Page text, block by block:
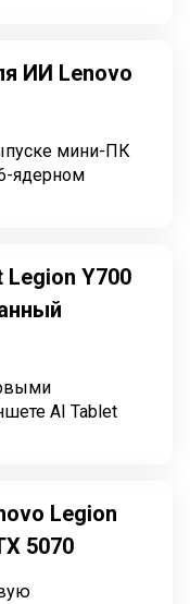
ИИ Lenovo
мини-ПК
ядерном
Y700
AI Tablet
Legion
5070